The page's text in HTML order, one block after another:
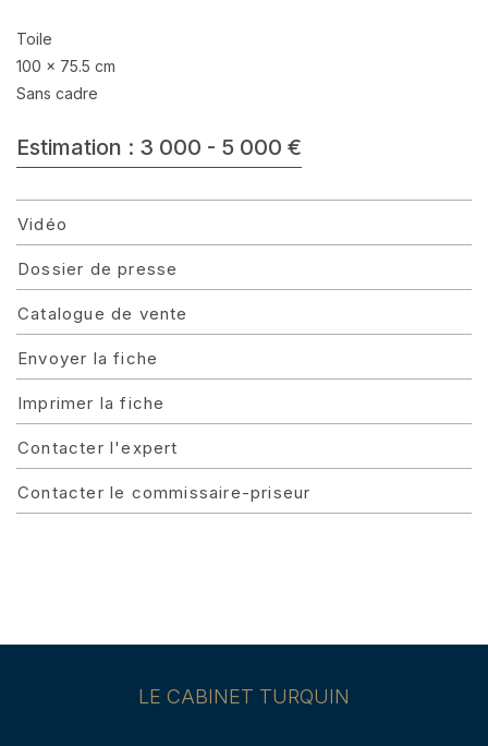
Toile
100 x 75.5 cm
Sans cadre
Estimation : 3 000 - 5 000 €
Vidéo
Dossier de presse
Catalogue de vente
Envoyer la fiche
Imprimer la fiche
Contacter l'expert
Contacter le commissaire-priseur
LE CABINET TURQUIN